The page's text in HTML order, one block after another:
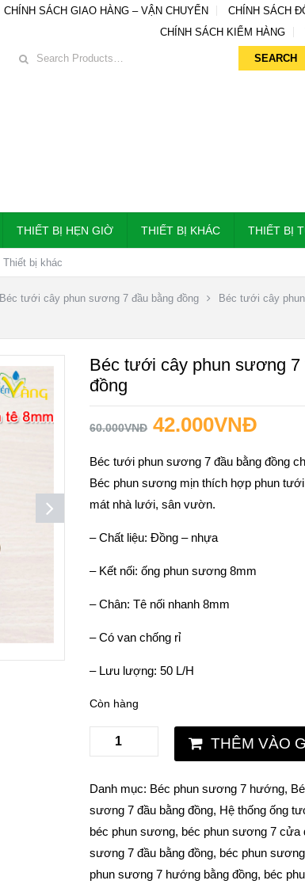
CHÍNH SÁCH GIAO HÀNG – VẬN CHUYỂN
CHÍNH SÁCH
CHÍNH SÁCH KIỂM HÀNG
THIẾT BỊ HẸN GIỜ THIẾT BỊ KHÁC THIẾT BỊ
Thiết bị khác
Béc tưới cây phun sương 7 đầu bằng đồng
Béc tưới cây
Béc tưới cây phun sương 7
đồng
60.000VNĐ 42.000VNĐ
Béc tưới phun sương 7 đầu bằng đồng
Béc phun sương mịn thích hợp phun
mát nhà lưới, sân vườn.
– Chất liệu: Đồng – nhựa
– Kết nối: ống phun sương 8mm
– Chân: Tê nối nhanh 8mm
– Có van chống rỉ
– Lưu lượng: 50 L/H
Còn hàng
THÊM VÀO
Danh mục: Béc phun sương 7 hướng,
sương 7 đầu bằng đồng, Hệ thống ống
béc phun sương, béc phun sương 7 cửa
sương 7 đầu bằng đồng, béc phun
phun sương 7 hướng bằng đồng, béc